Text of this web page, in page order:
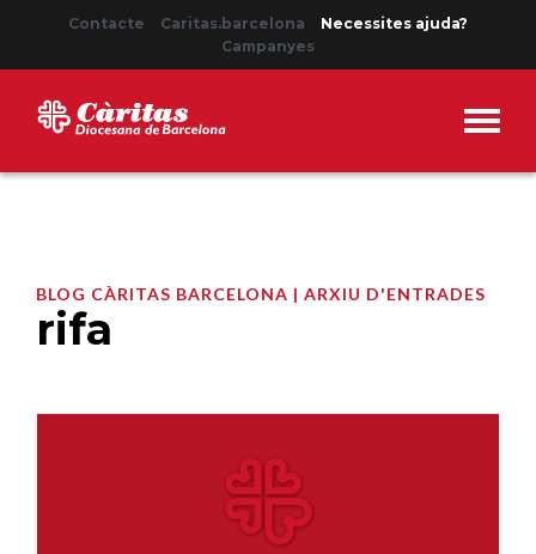
Contacte Caritas.barcelona
Necessites ajuda?
Campanyes
BLOG CÀRITAS BARCELONA | ARXIU D'ENTRADES
rifa